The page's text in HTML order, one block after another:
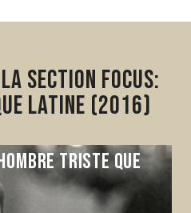
section Focus:
latine (2016)
triste que